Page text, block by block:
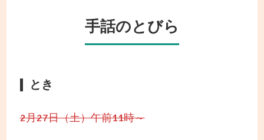
手話のとびら
とき
2月27日（土）午前11時～